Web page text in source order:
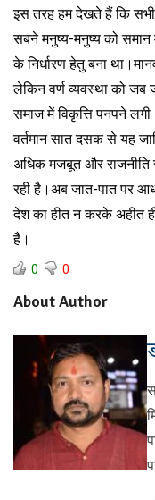
इस तरह हम देखते हैं कि
सबने मनुष्य-मनुष्य को समान
के निर्धारण हेतु बना
लेकिन वर्ण व्यवस्था को जब
समाज में विकृत्ति पनपने
वर्तमान सात दसक से यह
अधिक मजबूत और राजनीति
रही है।अब जात-पात पर
देश का हीत न करके अहीत
है।
0 0
About Author